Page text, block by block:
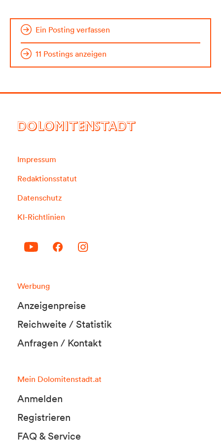
Ein Posting verfassen
11 Postings anzeigen
DOLOMITENSTADT
Impressum
Redaktionsstatut
Datenschutz
KI-Richtlinien
Werbung
Anzeigenpreise
Reichweite / Statistik
Anfragen / Kontakt
Mein Dolomitenstadt.at
Anmelden
Registrieren
FAQ & Service